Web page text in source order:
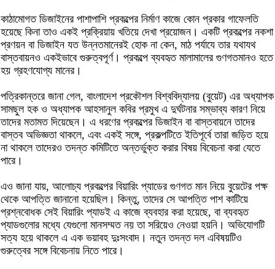
কাঠামোগত ডিজাইনের পাশাপাশি প্রকল্পের নির্মাণ কাজে কোন প্রকার গাফেলতি
হয়েছে কিনা তাও একই প্রক্রিয়ায় খতিয়ে দেখা প্রয়োজন। একটি প্রকল্পের নকশা
প্রণয়ন বা ডিজাইন যত উন্নতমানেরই হোক না কেন, মাঠ পর্যাযে তার যথাযথ
বাস্তবায়নও একইভাবে গুরুত্বপূর্ণ। প্রকল্পে ব্যবহৃত মালামালের গুণগতমানও হতে
হয় গ্রহণযোগ্য মানের।
পত্রিকান্তরে জানা গেল, বাংলাদেশ প্রকৌশল বিশ্ববিদ্যালয় (বুয়েট) এর অধ্যাপক
সামছুল হক ও অধ্যাপক আহসানুল কবির প্রমুখ এ দুর্ঘটনার সম্ভাব্য কারণ নিয়ে
তাদের মতামত দিয়েছেন। এ ধরণের প্রকল্পের ডিজাইন বা বাস্তবায়নে তাদের
বাস্তব অভিজ্ঞতা থাকলে, এবং একই সঙ্গে, প্রকল্পটিতে ইতিপূর্বে তারা জড়িত হয়ে
না থাকলে তাদেরও তদন্ত কমিটিতে অন্তর্ভুক্ত করার বিষয় বিবেচনা করা যেতে
পারে।
এও জানা যায়, আলোচ্য প্রকল্পের বিয়ারিং প্যাডের গুণগত মান নিয়ে বুয়েটের পক্ষ
থেকে আপত্তি জানানো হয়েছিল। কিন্তু, তাদের সে আপত্তি পাশ কাটিয়ে
প্রশ্নবোধক সেই বিয়ারিং প্যাডই এ কাজে ব্যবহার করা হয়েছে, বা ব্যবহৃত
প্যাডগুলোর মধ্যে যেগুলো মানসম্মত নয় তা সরিয়েও নেওয়া হয়নি। অভিযোগটি
সত্য হয়ে থাকলে এ এক ভয়াবহ দুঃসংবাদ। নতুন তদন্ত দল এবিষয়টিও
গুরুত্বের সঙ্গে বিবেচনায় নিতে পারে।